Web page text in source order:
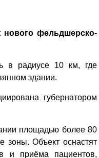
нового фельдшерско-
в радиусе 10 км, где
здании.
губернатором
площадью более 80
зоны. Объект оснастят
и приёма пациентов,